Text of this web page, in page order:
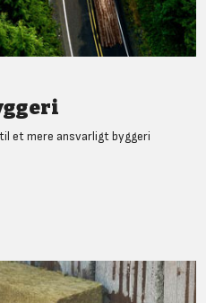
et mere ansvarligt byggeri